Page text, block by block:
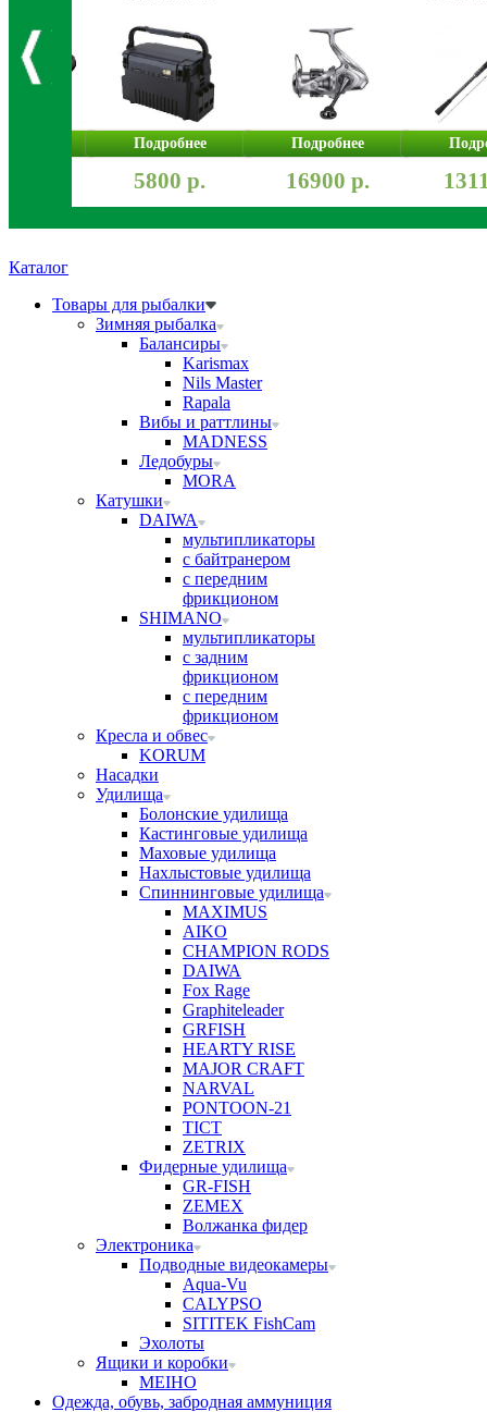
Подробнее
5800 р.
Подробнее
16900 р.
Каталог
Товары для рыбалки
Зимняя рыбалка
Балансиры
Karismax
Nils Master
Rapala
Вибы и раттлины
MADNESS
Ледобуры
MORA
Катушки
DAIWA
мультипликаторы
с байтранером
с передним
фрикционом
SHIMANO
мультипликаторы
с задним
фрикционом
с передним
фрикционом
Кресла и обвес
KORUM
Насадки
Удилища
Болонские удилища
Кастинговые удилища
Маховые удилища
Нахлыстовые удилища
Спиннинговые удилища
MAXIMUS
AIKO
CHAMPION RODS
DAIWA
Fox Rage
Graphiteleader
GRFISH
HEARTY RISE
MAJOR CRAFT
NARVAL
PONTOON-21
TICT
ZETRIX
Фидерные удилища
GR-FISH
ZEMEX
Волжанка фидер
Электроника
Подводные видеокамеры
Aqua-Vu
CALYPSO
SITITEK FishCam
Эхолоты
Ящики и коробки
MEIHO
Одежда, обувь, забродная аммуниция